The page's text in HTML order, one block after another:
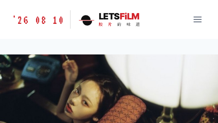
胶
味
道
LETSFILM
'26 08 10 LETSFiLM
胶 片 的 味 道